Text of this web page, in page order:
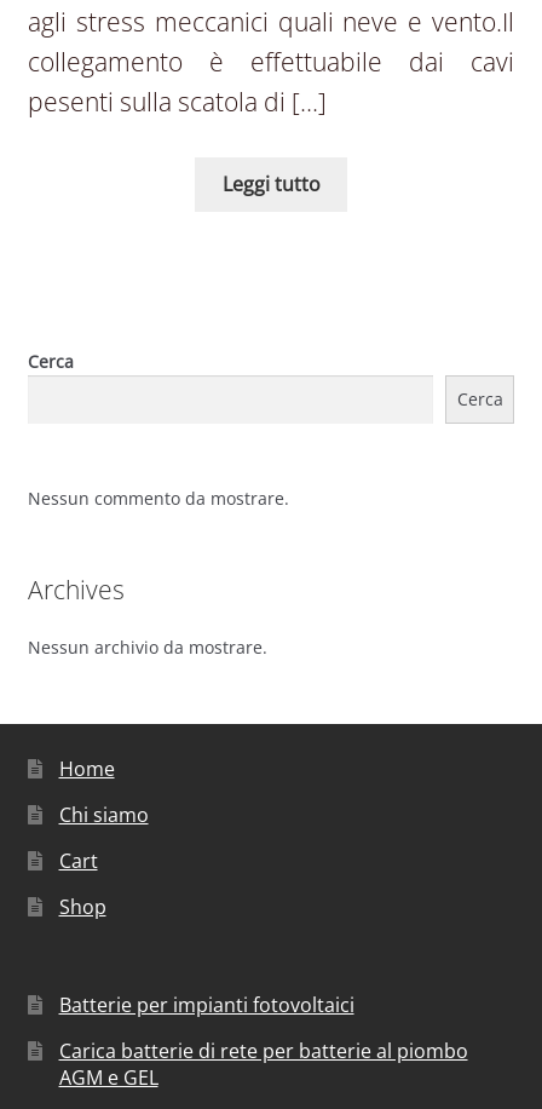
agli stress meccanici quali neve e vento.Il
collegamento è effettuabile dai cavi
pesenti sulla scatola di […]
Leggi tutto
Cerca
Cerca
Nessun commento da mostrare.
Archives
Nessun archivio da mostrare.
Home
Chi siamo
Cart
Shop
Batterie per impianti fotovoltaici
Carica batterie di rete per batterie al piombo
AGM e GEL